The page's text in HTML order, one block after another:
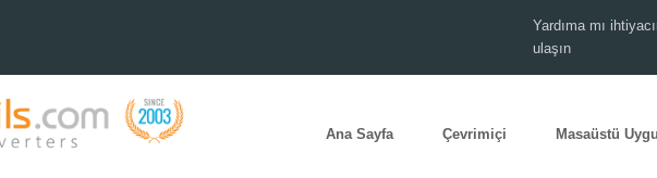
Yardıma mı
ulaşın
Ana Sayfa Çevrimiçi Masaüstü